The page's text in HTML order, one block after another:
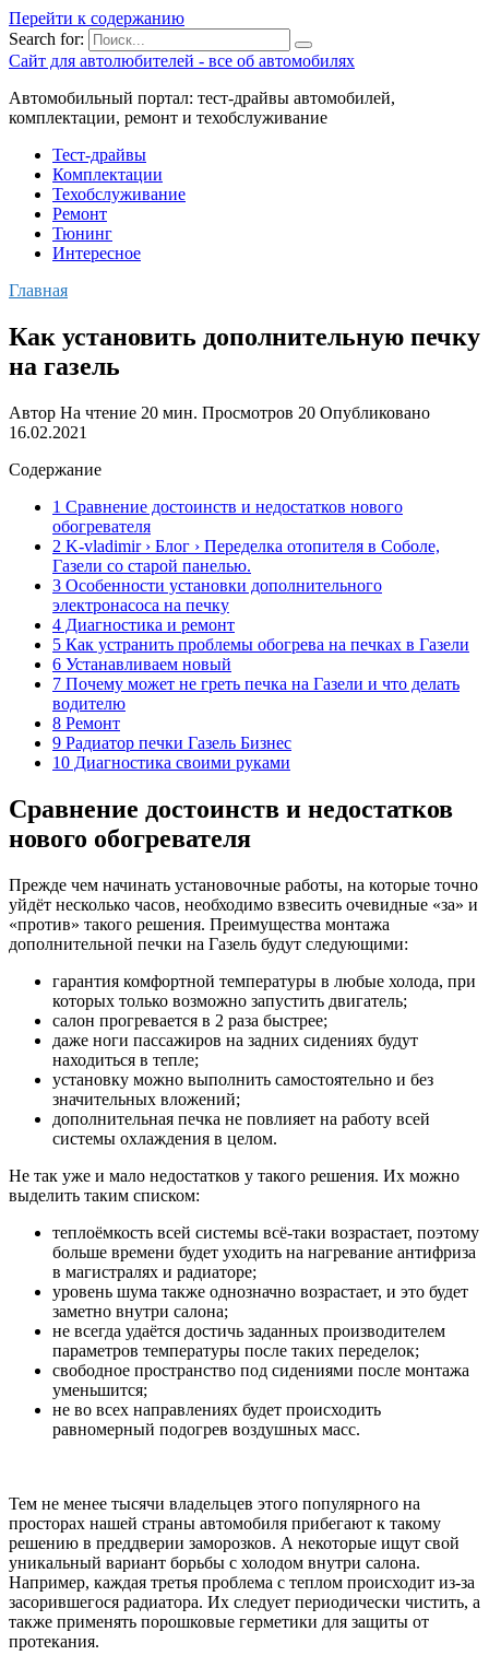
Перейти к содержанию
Search for:
Сайт для автолюбителей - все об автомобилях
Автомобильный портал: тест-драйвы автомобилей,
комплектации, ремонт и техобслуживание
Тест-драйвы
Комплектации
Техобслуживание
Ремонт
Тюнинг
Интересное
Главная
Как установить дополнительную печку
на газель
Автор На чтение 20 мин. Просмотров 20 Опубликовано
16.02.2021
Содержание
1 Сравнение достоинств и недостатков нового
обогревателя
2 K-vladimir › Блог › Переделка отопителя в Соболе,
Газели со старой панелью.
3 Особенности установки дополнительного
электронасоса на печку
4 Диагностика и ремонт
5 Как устранить проблемы обогрева на печках в Газели
6 Устанавливаем новый
7 Почему может не греть печка на Газели и что делать
водителю
8 Ремонт
9 Радиатор печки Газель Бизнес
10 Диагностика своими руками
Сравнение достоинств и недостатков
нового обогревателя
Прежде чем начинать установочные работы, на которые точно
уйдёт несколько часов, необходимо взвесить очевидные «за» и
«против» такого решения. Преимущества монтажа
дополнительной печки на Газель будут следующими:
гарантия комфортной температуры в любые холода, при
которых только возможно запустить двигатель;
салон прогревается в 2 раза быстрее;
даже ноги пассажиров на задних сидениях будут
находиться в тепле;
установку можно выполнить самостоятельно и без
значительных вложений;
дополнительная печка не повлияет на работу всей
системы охлаждения в целом.
Не так уже и мало недостатков у такого решения. Их можно
выделить таким списком:
теплоёмкость всей системы всё-таки возрастает, поэтому
больше времени будет уходить на нагревание антифриза
в магистралях и радиаторе;
уровень шума также однозначно возрастает, и это будет
заметно внутри салона;
не всегда удаётся достичь заданных производителем
параметров температуры после таких переделок;
свободное пространство под сидениями после монтажа
уменьшится;
не во всех направлениях будет происходить
равномерный подогрев воздушных масс.
Тем не менее тысячи владельцев этого популярного на
просторах нашей страны автомобиля прибегают к такому
решению в преддверии заморозков. А некоторые ищут свой
уникальный вариант борьбы с холодом внутри салона.
Например, каждая третья проблема с теплом происходит из-за
засорившегося радиатора. Их следует периодически чистить, а
также применять порошковые герметики для защиты от
протекания.